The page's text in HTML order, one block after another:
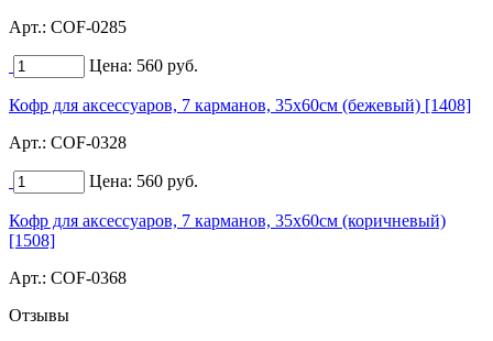
Арт.: COF-0285
Цена: 560 руб.
Кофр для аксессуаров, 7 карманов, 35х60см (бежевый) [1408]
Арт.: COF-0328
Цена: 560 руб.
Кофр для аксессуаров, 7 карманов, 35х60см (коричневый)
[1508]
Арт.: COF-0368
Отзывы